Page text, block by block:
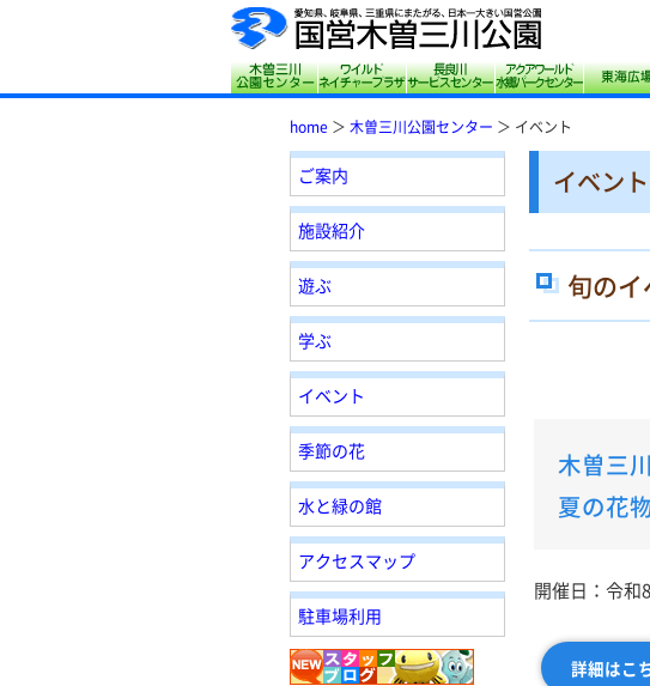
木曽三川公園センターサリオパーク祖父江 ワイル
長良川サービスセ
アクア
home ＞ 木曽三川公園センター ＞ イベント
ご案内
施設紹介
遊ぶ
学ぶ
イベント
季節の花
水と緑の館
アクセスマップ
駐車場利用
イベント
旬のイ
木曽三川
夏の花
開催日：令和
詳細はこ